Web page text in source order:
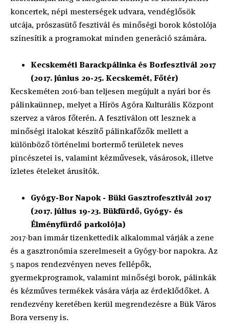
koncertek, népi mesterségek udvara, vendéglősök
utcája, prószasütő fesztivál és minőségi borok kóstolója
színesítik a programokat minden generáció számára.
Kecskeméti Barackpálinka és Borfesztivál 2017
(2017. június 20-25. Kecskemét, Főtér)
Kecskeméten 2016-ban teljesen megújult a nyári bor és
pálinkaünnep, melyet a Hírös Agóra Kulturális Központ
szervez a város főterén. A fesztiválon ott lesznek a
minőségi italokat készítő pálinkafőzők mellett a
különböző történelmi bortermő területek neves
pincészetei is, valamint kézművesek, vásárosok, illetve
ízletes ételeket árusítók.
Gyógy-Bor Napok - Büki Gasztrofesztivál 2017
(2017. július 19-23. Bükfürdő, Gyógy- és
Élményfürdő parkolója)
2017-ban immár tizenkettedik alkalommal várják a zene
és a gasztronómia szerelmeseit a Gyógy-bor napokra. Az
5 napos rendezvényen neves fellépők,
gyermekprogramok, valamint minőségi borok, pálinkák
és kézműves termékek vására várja az érdeklődőket. A
rendezvény keretében kerül megrendezésre a Bük Város
Bora verseny is.